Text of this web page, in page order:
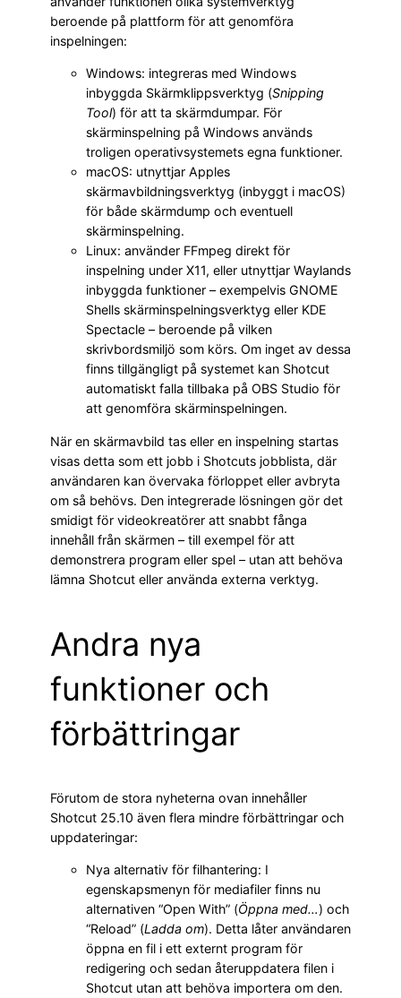
beroende på plattform för att genomföra
inspelningen:
Windows: integreras med Windows
inbyggda Skärmklippsverktyg (Snipping
Tool) för att ta skärmdumpar. För
skärminspelning på Windows används
troligen operativsystemets egna funktioner.
macOS: utnyttjar Apples
skärmavbildningsverktyg (inbyggt i macOS)
för både skärmdump och eventuell
skärminspelning.
Linux: använder FFmpeg direkt för
inspelning under X11, eller utnyttjar Waylands
inbyggda funktioner – exempelvis GNOME
Shells skärminspelningsverktyg eller KDE
Spectacle – beroende på vilken
skrivbordsmiljö som körs. Om inget av dessa
finns tillgängligt på systemet kan Shotcut
automatiskt falla tillbaka på OBS Studio för
att genomföra skärminspelningen.
När en skärmavbild tas eller en inspelning startas
visas detta som ett jobb i Shotcuts jobblista, där
användaren kan övervaka förloppet eller avbryta
om så behövs. Den integrerade lösningen gör det
smidigt för videokreatörer att snabbt fånga
innehåll från skärmen – till exempel för att
demonstrera program eller spel – utan att behöva
lämna Shotcut eller använda externa verktyg.
Andra nya
funktioner och
förbättringar
Förutom de stora nyheterna ovan innehåller
Shotcut 25.10 även flera mindre förbättringar och
uppdateringar:
Nya alternativ för filhantering: I
egenskapsmenyn för mediafiler finns nu
alternativen “Open With” (Öppna med…) och
“Reload” (Ladda om). Detta låter användaren
öppna en fil i ett externt program för
redigering och sedan återuppdatera filen i
Shotcut utan att behöva importera om den.